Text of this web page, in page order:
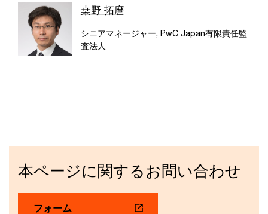
桒野 拓麿
シニアマネージャー, PwC Japan有限責任監
査法人
本ページに関するお問い合わせ
フォーム